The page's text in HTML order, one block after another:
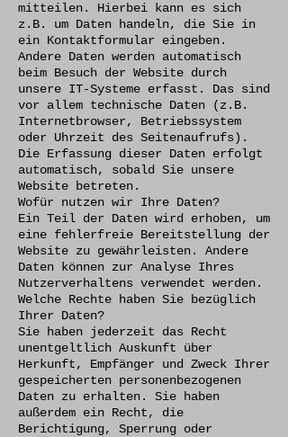
mitteilen. Hierbei kann es sich
z.B. um Daten handeln, die Sie in
ein Kontaktformular eingeben.
Andere Daten werden automatisch
beim Besuch der Website durch
unsere IT-Systeme erfasst. Das sind
vor allem technische Daten (z.B.
Internetbrowser, Betriebssystem
oder Uhrzeit des Seitenaufrufs).
Die Erfassung dieser Daten erfolgt
automatisch, sobald Sie unsere
Website betreten.
Wofür nutzen wir Ihre Daten?
Ein Teil der Daten wird erhoben, um
eine fehlerfreie Bereitstellung der
Website zu gewährleisten. Andere
Daten können zur Analyse Ihres
Nutzerverhaltens verwendet werden.
Welche Rechte haben Sie bezüglich
Ihrer Daten?
Sie haben jederzeit das Recht
unentgeltlich Auskunft über
Herkunft, Empfänger und Zweck Ihrer
gespeicherten personenbezogenen
Daten zu erhalten. Sie haben
außerdem ein Recht, die
Berichtigung, Sperrung oder